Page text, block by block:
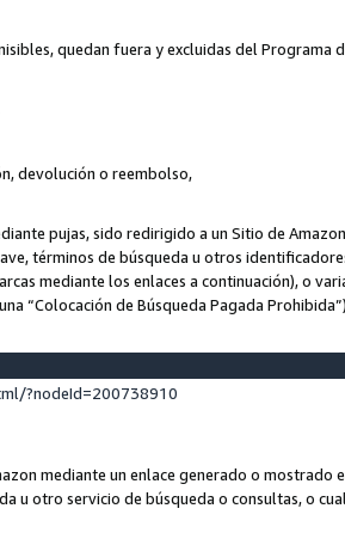
quedan fuera y excluidas del Programa
devolución o reembolso,
pujas, sido redirigido a un Sitio de
términos de búsqueda u otros
mediante los enlaces a continuación), o
“Colocación de Búsqueda Pagada
?nodeId=200738910
mediante un enlace generado o mostrado
u otro servicio de búsqueda o consultas, o